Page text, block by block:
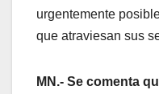
urgentemente
que atraviesan sus
MN.- Se comenta